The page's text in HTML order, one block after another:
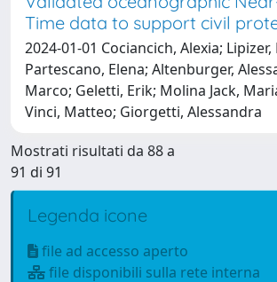
Time data to support civil
2024-01-01 Cociancich, Alexia;
Partescano, Elena; Altenburger,
Marco; Geletti, Erik; Molina Jack,
Vinci, Matteo; Giorgetti, Alessandra
Mostrati risultati da 88 a
91 di 91
Legenda icone
file ad accesso aperto
file disponibili sulla rete interna